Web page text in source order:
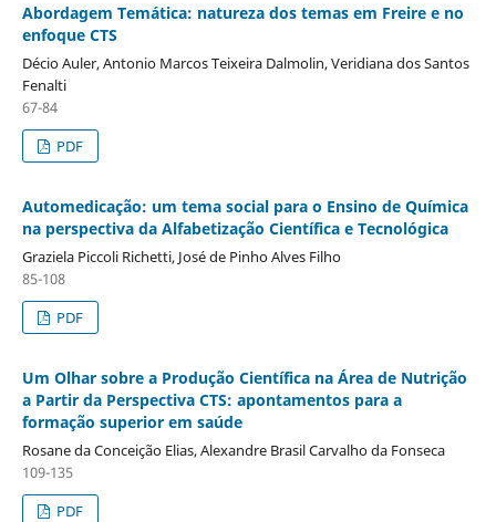
Abordagem Temática: natureza dos temas em Freire e no
enfoque CTS
Décio Auler, Antonio Marcos Teixeira Dalmolin, Veridiana dos Santos
Fenalti
67-84
PDF
Automedicação: um tema social para o Ensino de Química
na perspectiva da Alfabetização Científica e Tecnológica
Graziela Piccoli Richetti, José de Pinho Alves Filho
85-108
PDF
Um Olhar sobre a Produção Científica na Área de Nutrição
a Partir da Perspectiva CTS: apontamentos para a
formação superior em saúde
Rosane da Conceição Elias, Alexandre Brasil Carvalho da Fonseca
109-135
PDF